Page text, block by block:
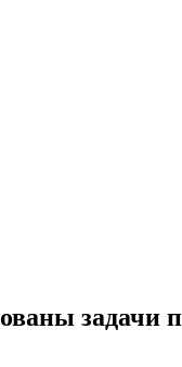
задачи